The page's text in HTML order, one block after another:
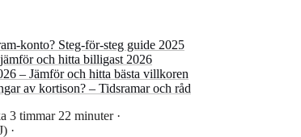
konto? Steg-för-steg guide 2025
och hitta billigast 2026
– Jämför och hitta bästa villkoren
av kortison? – Tidsramar och råd
3 timmar 22 minuter ·
·